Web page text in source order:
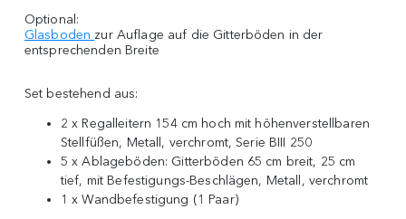
Optional:
Glasboden zur Auflage auf die Gitterböden in der
entsprechenden Breite
Set bestehend aus:
2 x Regalleitern 154 cm hoch mit höhenverstellbaren
Stellfüßen, Metall, verchromt, Serie BIII 250
5 x Ablageböden: Gitterböden 65 cm breit, 25 cm
tief, mit Befestigungs-Beschlägen, Metall, verchromt
1 x Wandbefestigung (1 Paar)